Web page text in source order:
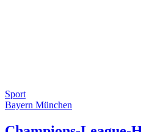
Sport
Bayern München